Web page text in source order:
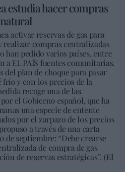
estudia hacer compras
activar reservas de gas para
realizar compras centralizadas
han pedido varios países, entre
a EL PAÍS fuentes comunitarias.
del plan de choque para pasar
frío y con los precios de la
recoge una de las
el Gobierno español, que ha
una especie de entente
por el zarpazo de los precios
a través de una carta
de septiembre: “Debe crearse
de compra de gas
de reservas estratégicas”. (El